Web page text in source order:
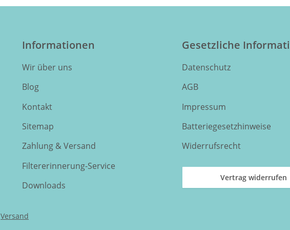
Informationen
Wir über uns
Blog
Kontakt
Sitemap
Zahlung & Versand
Filtererinnerung-Service
Downloads
Gesetzliche
Datenschutz
AGB
Impressum
Batteriegesetzhinweise
Widerrufsrecht
Vertrag widerrufen
Versand